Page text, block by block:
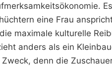
eine Frau
maximale kulturelle
anders als ein
denn die